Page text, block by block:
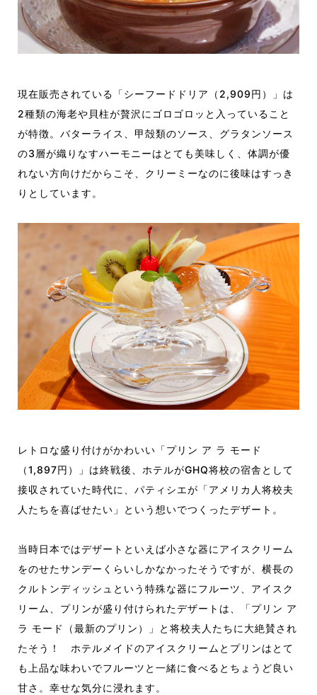
現在販売されている「シーフードドリア（2,909円）」は
2種類の海老や貝柱が贅沢にゴロゴロッと入っていること
が特徴。バターライス、甲殻類のソース、グラタンソース
の3層が織りなすハーモニーはとても美味しく、体調が優
れない方向けだからこそ、クリーミーなのに後味はすっき
りとしています。
レトロな盛り付けがかわいい「プリン ア ラ モード
（1,897円）」は終戦後、ホテルがGHQ将校の宿舎として
接収されていた時代に、パティシエが「アメリカ人将校夫
人たちを喜ばせたい」という想いでつくったデザート。
当時日本ではデザートといえば小さな器にアイスクリーム
をのせたサンデーくらいしかなかったそうですが、横長の
クルトンディッシュという特殊な器にフルーツ、アイスク
リーム、プリンが盛り付けられたデザートは、「プリン ア
ラ モード（最新のプリン）」と将校夫人たちに大絶賛され
たそう！ ホテルメイドのアイスクリームとプリンはとて
も上品な味わいでフルーツと一緒に食べるとちょうど良い
甘さ。幸せな気分に浸れます。